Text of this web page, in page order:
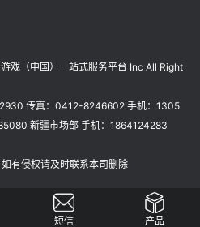
戏（中国）一站式服务平台 Inc All Right
传真：0412-8246602 手机：1305
新疆市场部 手机：1864124283
如有侵权请及时联系本司删除
短信 产品